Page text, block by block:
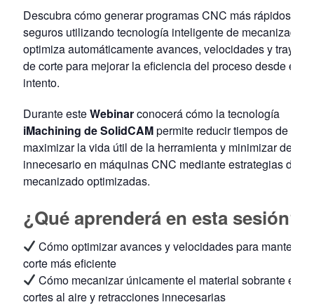
Descubra cómo generar programas CNC más rápidos y
seguros utilizando tecnología inteligente de mecanizado
optimiza automáticamente avances, velocidades y
de corte para mejorar la eficiencia del proceso desde el
intento.
Durante esteWebinarconocerá cómo la tecnología
iMachining deSolidCAMpermite reducir tiempos de
maximizar la vida útil de la herramienta y minimizar
innecesario en máquinas CNC mediante estrategias de
mecanizado optimizadas.
¿Qué aprenderá en esta sesión?
Cómo optimizar avances y velocidades para mantener
corte más eficiente
Cómo mecanizar únicamente el material sobrante
cortes al aire y retracciones innecesarias